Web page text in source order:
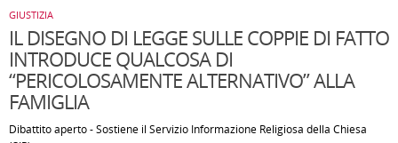
GIUSTIZIA
IL DISEGNO DI LEGGE SULLE COPPIE DI FATTO
INTRODUCE QUALCOSA DI
“PERICOLOSAMENTE ALTERNATIVO” ALLA
FAMIGLIA
Dibattito aperto - Sostiene il Servizio Informazione Religiosa della Chiesa